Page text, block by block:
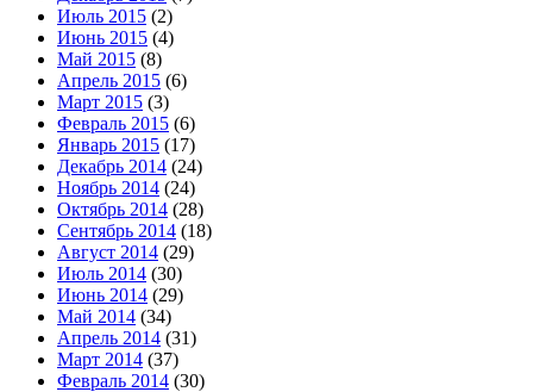
Июль 2015 (2)
Июнь 2015 (4)
Май 2015 (8)
Апрель 2015 (6)
Март 2015 (3)
Февраль 2015 (6)
Январь 2015 (17)
Декабрь 2014 (24)
Ноябрь 2014 (24)
Октябрь 2014 (28)
Сентябрь 2014 (18)
Август 2014 (29)
Июль 2014 (30)
Июнь 2014 (29)
Май 2014 (34)
Апрель 2014 (31)
Март 2014 (37)
Февраль 2014 (30)